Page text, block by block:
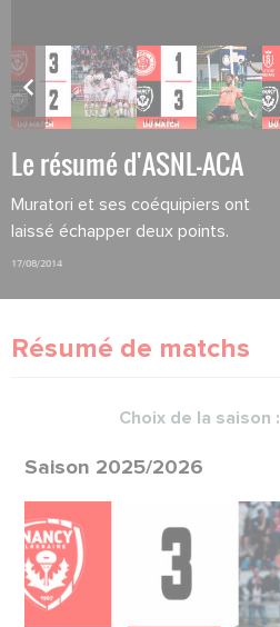
Le résumé d'ASNL-ACA
Muratori et ses coéquipiers ont
laissé échapper deux points.
17/08/2014
Résumé de matchs
Choix de la saison :
Saison 2025/2026